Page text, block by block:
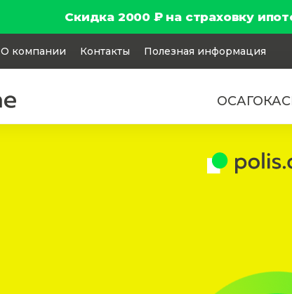
Скидка 2000 ₽ на страховку
О компании Контакты Полезная информация
ОСАГО